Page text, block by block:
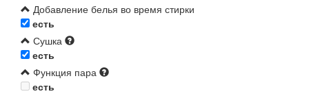
Добавление белья во время стирки
есть
Сушка
есть
Функция пара
есть